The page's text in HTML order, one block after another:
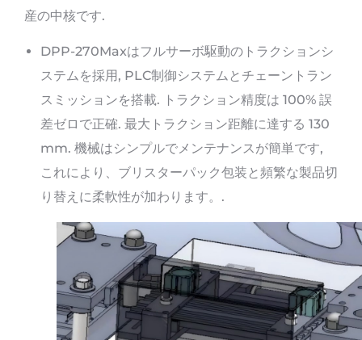
産の中核です.
DPP-270Maxはフルサーボ駆動のトラクションシ
ステムを採用, PLC制御システムとチェーントラン
スミッションを搭載. トラクション精度は 100% 誤
差ゼロで正確. 最大トラクション距離に達する 130
mm. 機械はシンプルでメンテナンスが簡単です,
これにより、ブリスターパック包装と頻繁な製品切
り替えに柔軟性が加わります。.